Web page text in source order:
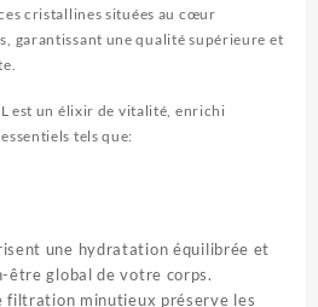
cristallines situées au cœur
garantissant une qualité supérieure et
est un élixir de vitalité, enrichi
tels que:
une hydratation équilibrée et
être global de votre corps.
filtration minutieux préserve les